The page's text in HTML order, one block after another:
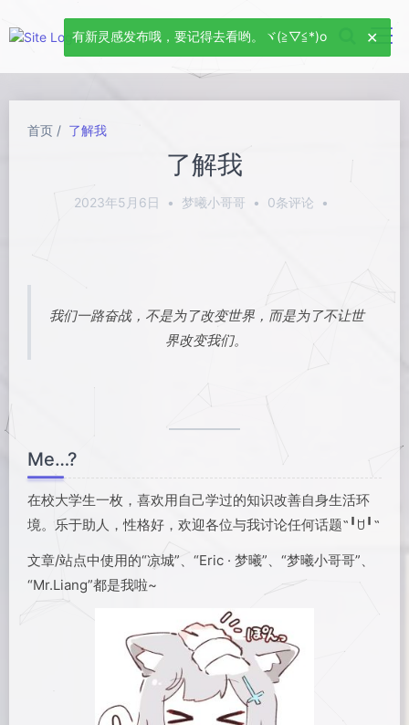
首页 了解我
了解我
2023年5月6日 • 梦曦小哥哥 • 0条评论 •
我们一路奋战，不是为了改变世界，而是为了不让世
界改变我们。
Me…?
在校大学生一枚，喜欢用自己学过的知识改善自身生活环
境。乐于助人，性格好，欢迎各位与我讨论任何话题˶╹ꇴ╹˶
文章/站点中使用的“凉城”、“Eric · 梦曦”、“梦曦小哥哥”、
“Mr.Liang”都是我啦~